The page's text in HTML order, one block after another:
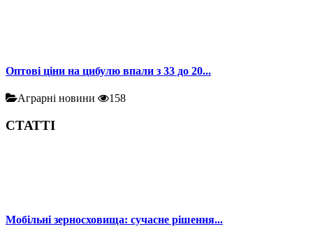
Оптові ціни на цибулю впали з 33 до 20...
Аграрні новини 158
СТАТТІ
Мобільні зерносховища: сучасне рішення...